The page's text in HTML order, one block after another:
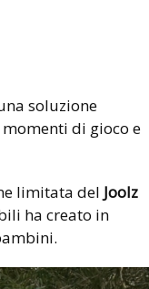
soluzione
di gioco e
limitata del Joolz
ha creato in